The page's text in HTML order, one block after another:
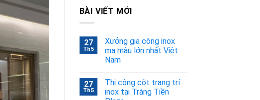
BÀI VIẾT MỚI
27
Th5
Xưởng gia công inox
mạ màu lớn nhất Việt
Nam
27
Th5
Thi công cột trang trí
inox tại Tràng Tiền